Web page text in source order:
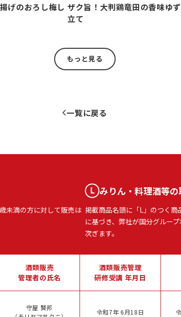
げのおろし梅し ザク旨！大判鶏竜田の香味ゆ
立て
もっと見る
一覧に戻る
未満の方に対して販売は
みりん・料理酒等
掲載商品名頭に「L」のつく
に基づき、弊社が国分グルー
次ぎます。
酒類販売
管理者の氏名
酒類販売管理
研修受講 年月日
守屋 賢邦
令和7年 6月18日